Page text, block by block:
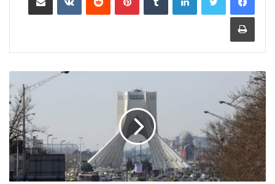
طباعة